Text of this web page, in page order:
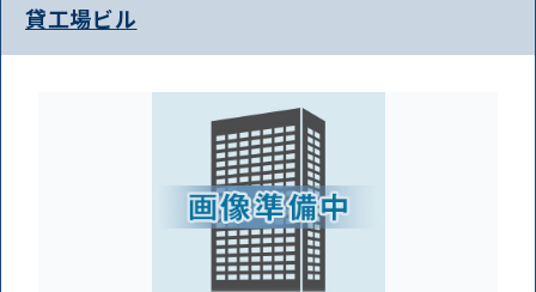
貸工場ビル